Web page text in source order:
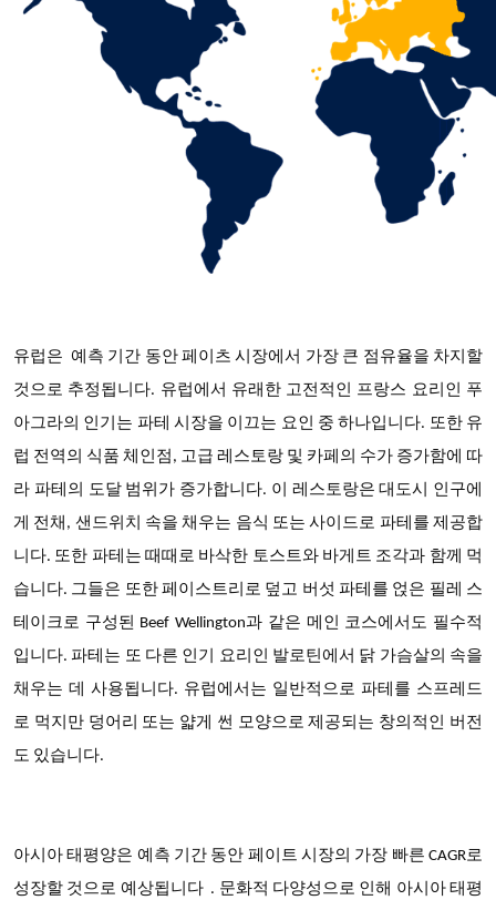
유럽은 예측 기간 동안 페이츠 시장에서 가장 큰 점유율을 차지할
것으로 추정됩니다. 유럽에서 유래한 고전적인 프랑스 요리인 푸
아그라의 인기는 파테 시장을 이끄는 요인 중 하나입니다. 또한 유
럽 전역의 식품 체인점, 고급 레스토랑 및 카페의 수가 증가함에 따
라 파테의 도달 범위가 증가합니다. 이 레스토랑은 대도시 인구에
게 전채, 샌드위치 속을 채우는 음식 또는 사이드로 파테를 제공합
니다. 또한 파테는 때때로 바삭한 토스트와 바게트 조각과 함께 먹
습니다. 그들은 또한 페이스트리로 덮고 버섯 파테를 얹은 필레 스
테이크로 구성된 Beef Wellington과 같은 메인 코스에서도 필수적
입니다. 파테는 또 다른 인기 요리인 발로틴에서 닭 가슴살의 속을
채우는 데 사용됩니다. 유럽에서는 일반적으로 파테를 스프레드
로 먹지만 덩어리 또는 얇게 썬 모양으로 제공되는 창의적인 버전
도 있습니다.
아시아 태평양은 예측 기간 동안 페이트 시장의 가장 빠른 CAGR로
성장할 것으로 예상됩니다 . 문화적 다양성으로 인해 아시아 태평